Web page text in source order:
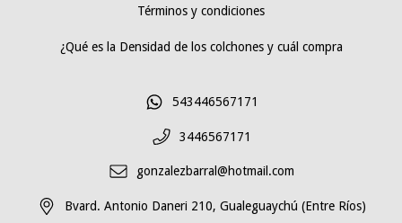
Términos y condiciones
¿Qué es la Densidad de los colchones y cuál compra
543446567171
3446567171
gonzalezbarral@hotmail.com
Bvard. Antonio Daneri 210, Gualeguaychú (Entre Ríos)